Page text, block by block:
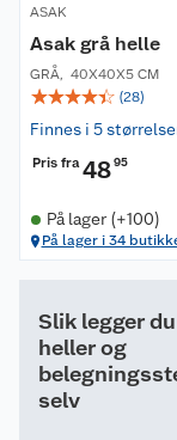
ASAK
Asak grå helle
GRÅ, 40X40X5 CM
☆☆☆☆☆ (28)
Finnes i 5
Pris fra4895
På lager (+100)
På lager i 34
Slik legger du
heller og
selv